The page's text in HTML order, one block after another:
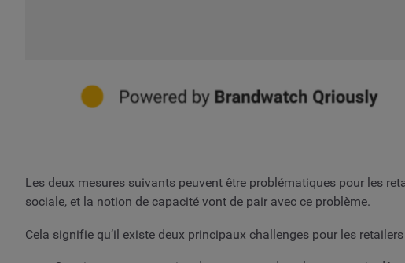
Les deux mesures suivants peuvent être problématiques pour les
sociale, et la notion de capacité vont de pair avec ce problème.
Cela signifie qu’il existe deux principaux challenges pour les